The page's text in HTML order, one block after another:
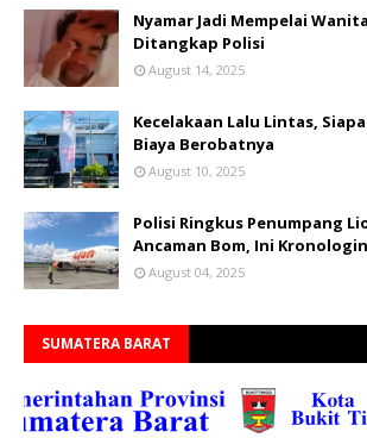
Nyamar Jadi Mempelai
Ditangkap Polisi
August 14, 2025
Kecelakaan Lalu Lintas,
Biaya Berobatnya
August 10, 2025
Polisi Ringkus Penumpang
Ancaman Bom, Ini
August 04, 2025
SUMATERA BARAT